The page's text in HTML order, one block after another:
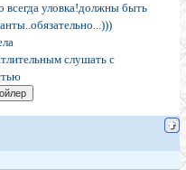
всегда уловка!должны быть
слушать с